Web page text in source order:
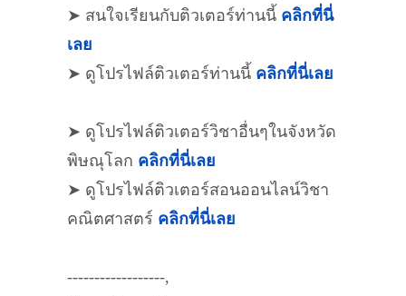
➤ สนใจเรียนกับติวเตอร์ท่านนี้ คลิกที่นี่
เลย
➤ ดูโปรไฟล์ติวเตอร์ท่านนี้ คลิกที่นี่เลย
➤ ดูโปรไฟล์ติวเตอร์วิชาอื่นๆในจังหวัด
พิษณุโลก คลิกที่นี่เลย
➤ ดูโปรไฟล์ติวเตอร์สอนออนไลน์วิชา
คณิตศาสตร์ คลิกที่นี่เลย
------------------,